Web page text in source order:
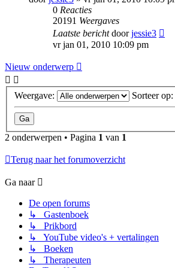
0 Reacties
20191 Weergaves
Laatste berichtdoorjessie3
vr jan 01, 2010 10:09 pm
Nieuw onderwerp
Weergave: Sorteer op:
2 onderwerpen • Pagina 1 van 1
Terug naar het forumoverzicht
Ga naar
De open forums
↳ Gastenboek
↳ Prikbord
↳ YouTube video's + vertalingen
↳ Boeken
↳ Therapeuten